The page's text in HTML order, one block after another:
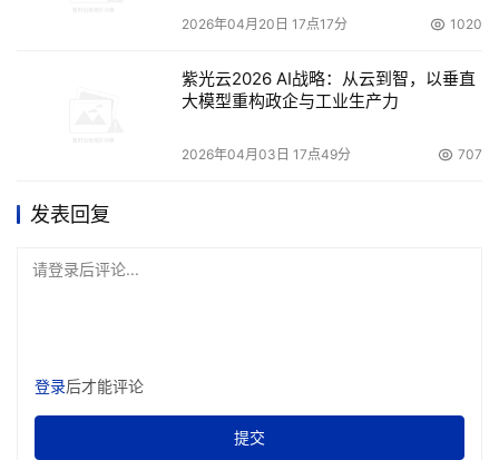
2026年04月20日 17点17分 1020
紫光云2026 AI战略：从云到智，以垂直
大模型重构政企与工业生产力
2026年04月03日 17点49分 707
发表回复
请登录后评论...
登录后才能评论
提交